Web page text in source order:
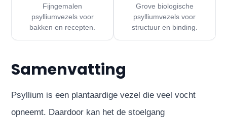
Fijngemalen
psylliumvezels voor
bakken en recepten.
Grove biologische
psylliumvezels voor
structuur en binding.
Samenvatting
Psyllium is een plantaardige vezel die veel vocht
opneemt. Daardoor kan het de stoelgang